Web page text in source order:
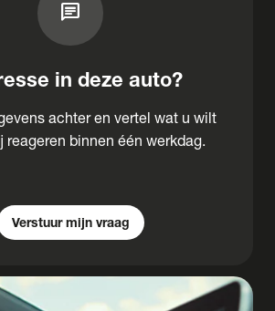
chat
in deze auto?
achter en vertel wat u wilt
reageren binnen één werkdag.
Verstuur mijn vraag